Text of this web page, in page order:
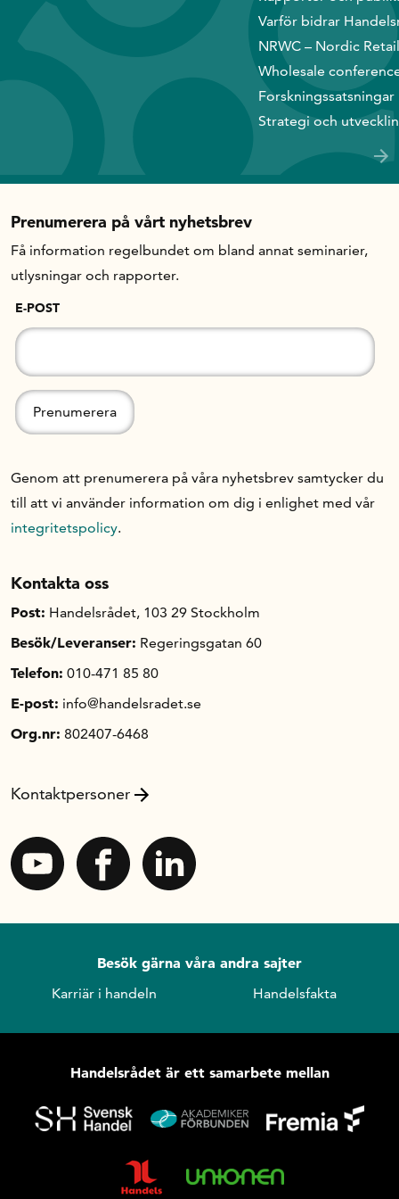
Handelns studentuppsatspris
Infrastrukturellt stöd
Planeringsanslag
Unga forskare
Varför bidrar Handelsrådet?
Forskningssatsningar
Handelns ekonomiska råd
Kalender
Handelsrådet Play
Handelsfakta.se
In English
Varför bidrar
NRWC – Nordic
Wholesale
Forskningssatsningar
Strategi och
Prenumerera på vårt nyhetsbrev
Få information regelbundet om bland annat seminarier,
utlysningar och rapporter.
E-POST
Genom att prenumerera på våra nyhetsbrev samtycker du
till att vi använder information om dig i enlighet med vår
integritetspolicy.
Kontakta oss
Post: Handelsrådet, 103 29 Stockholm
Besök/Leveranser: Regeringsgatan 60
Telefon: 010-471 85 80
E-post: info@handelsradet.se
Org.nr: 802407-6468
Kontaktpersoner
Besök gärna våra andra sajter
Karriär i handeln Handelsfakta
Handelsrådet är ett samarbete mellan